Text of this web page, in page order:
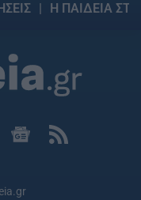
Η ΠΑΙΔΕΙΑ